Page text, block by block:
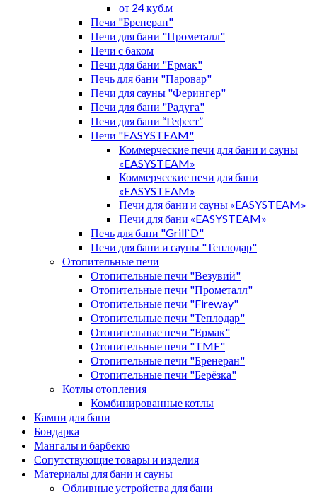
от 24 куб.м
Печи "Бренеран"
Печи для бани "Прометалл"
Печи с баком
Печи для бани "Ермак"
Печь для бани "Паровар"
Печи для сауны "Ферингер"
Печи для бани "Радуга"
Печи для бани “Гефест”
Печи "EASYSTEAM"
Коммерческие печи для бани и сауны
«EASYSTEAM»
Коммерческие печи для бани
«EASYSTEAM»
Печи для бани и сауны «EASYSTEAM»
Печи для бани «EASYSTEAM»
Печь для бани "Grill`D"
Печи для бани и сауны "Теплодар"
Отопительные печи
Отопительные печи "Везувий"
Отопительные печи "Прометалл"
Отопительные печи "Fireway"
Отопительные печи "Теплодар"
Отопительные печи "Ермак"
Отопительные печи "TMF"
Отопительные печи "Бренеран"
Отопительные печи "Берёзка"
Котлы отопления
Комбинированные котлы
Камни для бани
Бондарка
Мангалы и барбекю
Сопутствующие товары и изделия
Материалы для бани и сауны
Обливные устройства для бани